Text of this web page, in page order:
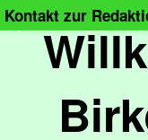
Kontakt zur